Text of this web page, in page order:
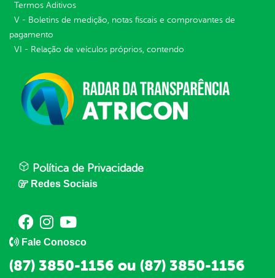
Termos Aditivos
V - Boletins de medição, notas fiscais e comprovantes de
pagamento
VI - Relação de veículos próprios, contendo
Política de Privacidade
Redes Sociais
Fale Conosco
(87) 3850-1156 ou (87) 3850-1156